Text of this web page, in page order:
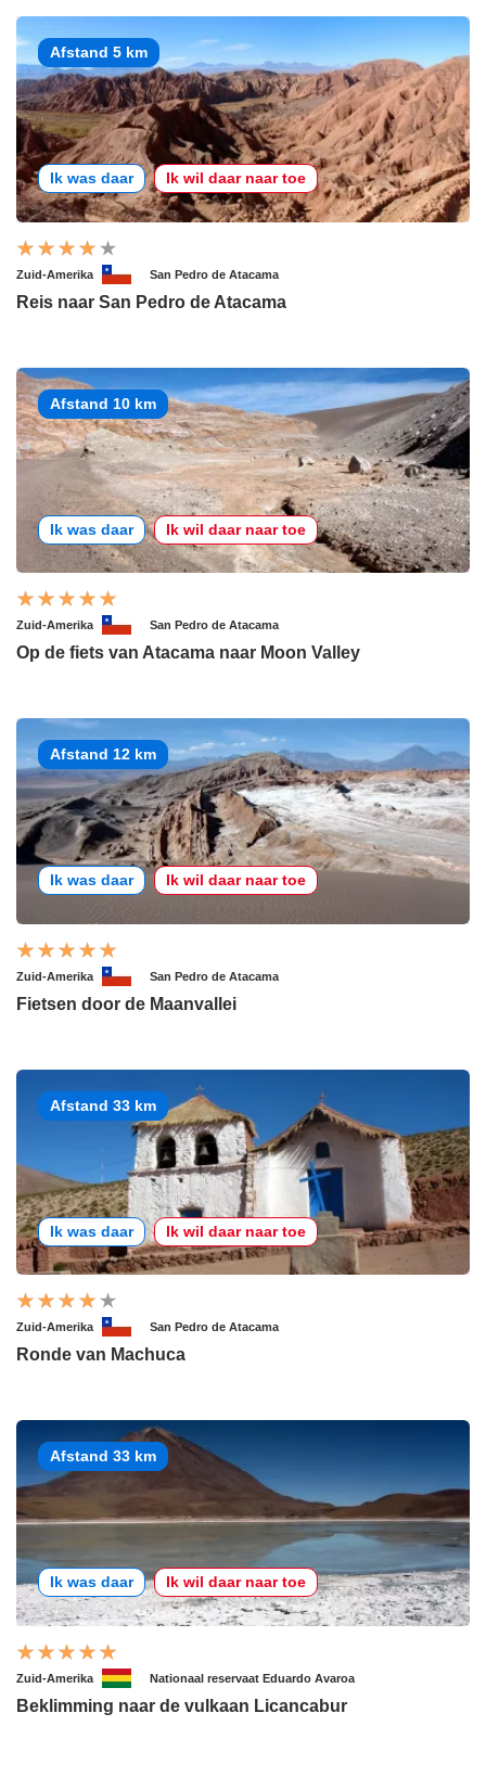
Afstand 5 km
Ik was daar Ik wil daar naar toe
Zuid-Amerika San Pedro de Atacama
Reis naar San Pedro de Atacama
Afstand 10 km
Ik was daar Ik wil daar naar toe
Zuid-Amerika San Pedro de Atacama
Op de fiets van Atacama naar Moon Valley
Afstand 12 km
Ik was daar Ik wil daar naar toe
Zuid-Amerika San Pedro de Atacama
Fietsen door de Maanvallei
Afstand 33 km
Ik was daar Ik wil daar naar toe
Zuid-Amerika San Pedro de Atacama
Ronde van Machuca
Afstand 33 km
Ik was daar Ik wil daar naar toe
Zuid-Amerika Nationaal reservaat Eduardo Avaroa
Beklimming naar de vulkaan Licancabur